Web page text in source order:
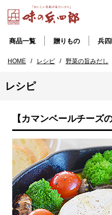
商品一覧 贈りもの 兵
HOME / レシピ / 野菜の旨みだし
レシピ
【カマンベールチーズ